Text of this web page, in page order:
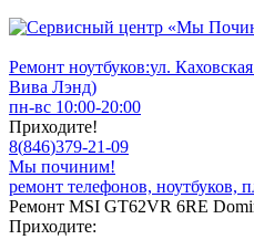
Ремонт ноутбуков:ул.
Вива Лэнд)
пн-вс 10:00-20:00
Приходите!
8(846)379-21-09
Мы починим!
ремонт телефонов, ноутбуков,
Ремонт MSI GT62VR 6RE
Приходите: